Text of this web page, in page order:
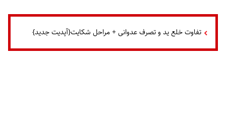
تفاوت خلع ید و تصرف عدوانی + مراحل شکایت{آپدیت جدید}